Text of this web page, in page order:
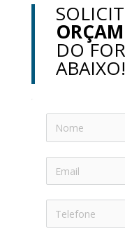
DO
ABAIXO!